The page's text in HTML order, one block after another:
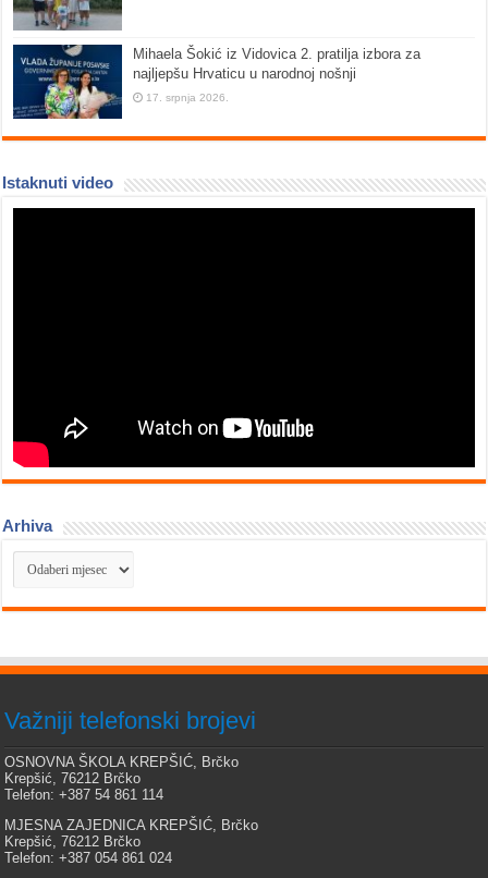
Mihaela Šokić iz Vidovica 2. pratilja izbora za
najljepšu Hrvaticu u narodnoj nošnji
17. srpnja 2026.
Istaknuti video
Arhiva
Arhiva
Važniji telefonski brojevi
OSNOVNA ŠKOLA KREPŠIĆ, Brčko
Krepšić, 76212 Brčko
Telefon: +387 54 861 114
MJESNA ZAJEDNICA KREPŠIĆ, Brčko
Krepšić, 76212 Brčko
Telefon: +387 054 861 024